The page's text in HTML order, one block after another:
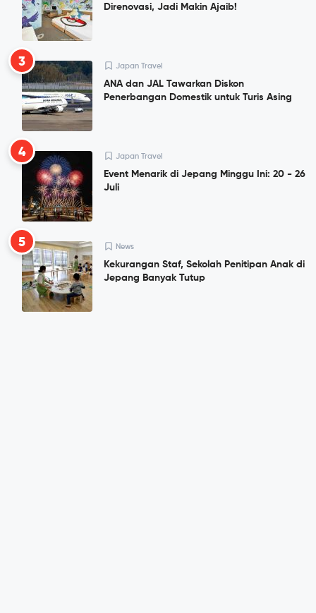
Direnovasi, Jadi Makin Ajaib!
3 Japan Travel
ANA dan JAL Tawarkan Diskon
Penerbangan Domestik untuk Turis Asing
4 Japan Travel
Event Menarik di Jepang Minggu Ini: 20 - 26
Juli
5 News
Kekurangan Staf, Sekolah Penitipan Anak di
Jepang Banyak Tutup